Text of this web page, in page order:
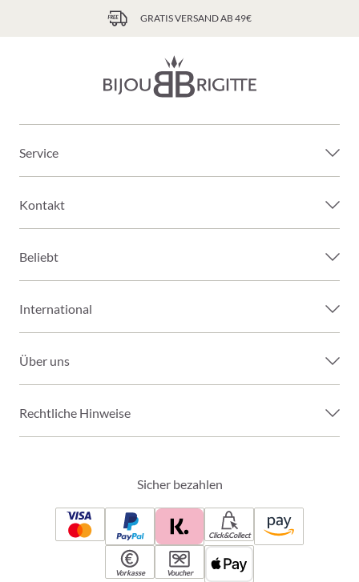
GRATIS VERSAND AB 49€
Service
Kontakt
Beliebt
International
Über uns
Rechtliche Hinweise
Sicher bezahlen
Click&Collect
Vorkasse Voucher